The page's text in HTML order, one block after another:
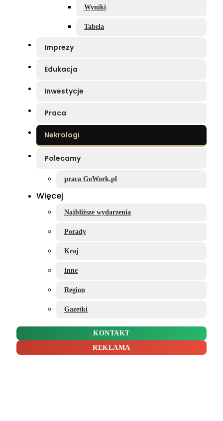
Wyniki
Tabela
Imprezy
Edukacja
Inwestycje
Praca
Nekrologi
Polecamy
praca GoWork.pl
Więcej
Najbliższe wydarzenia
Porady
Kraj
Inne
Region
Gazetki
KONTAKT
REKLAMA